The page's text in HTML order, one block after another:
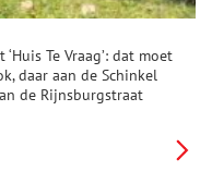
Te Vraag’: dat moet
daar aan de Schinkel
de Rijnsburgstraat